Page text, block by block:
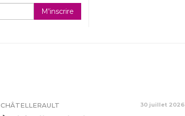
M'inscrire
CHÂTELLERAULT 30 juillet 2026